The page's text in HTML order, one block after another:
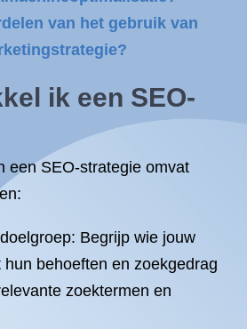
van het gebruik van
ik een SEO-
een SEO-strategie omvat
Begrijp wie jouw
behoeften en zoekgedrag
zoektermen en